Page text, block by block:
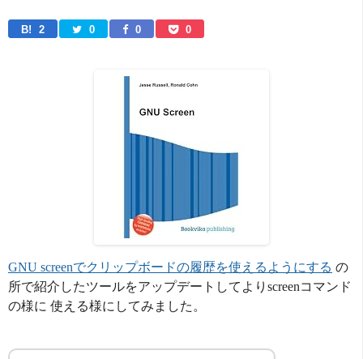
B! 2 0 0 0
GNU screenでクリップボードの履歴を使えるようにする の
所で紹介したツールをアップデートしてよりscreenコマンド
の様に 使える様にしてみました。